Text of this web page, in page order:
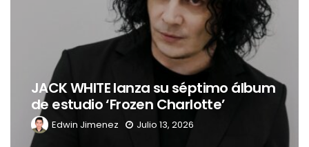
JACK WHITE lanza su séptimo álbum
de estudio ‘Frozen Charlotte’
Edwin Jimenez Julio 13, 2026